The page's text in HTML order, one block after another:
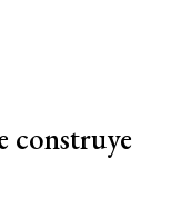
construye